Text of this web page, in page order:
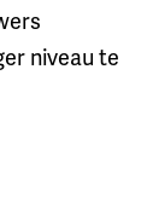
niveau te